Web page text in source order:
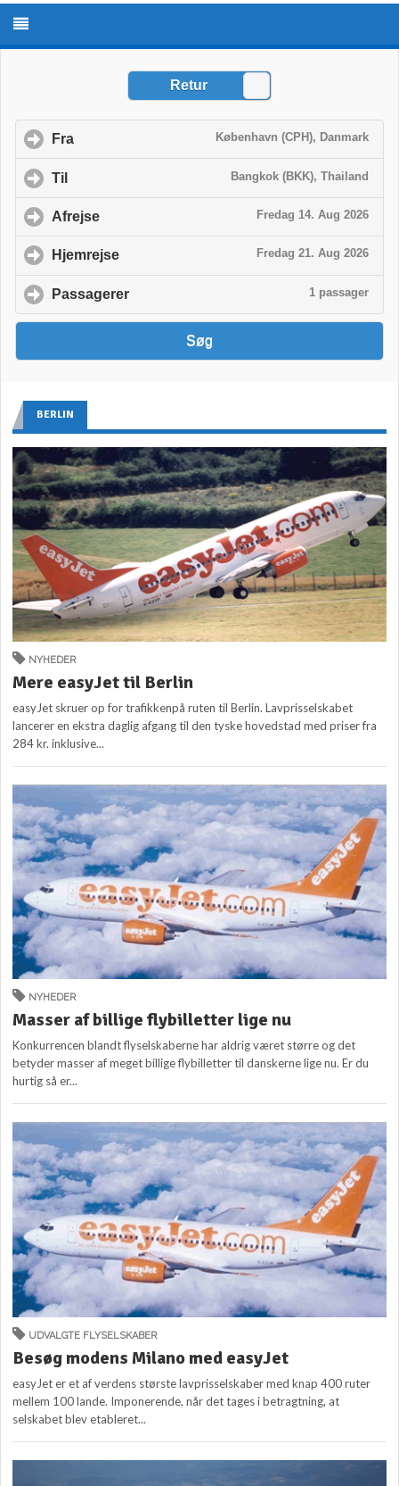
BERLIN
NYHEDER
Mere easyJet til Berlin
easyJet skruer op for trafikkenpå ruten til Berlin. Lavprisselskabet
lancerer en ekstra daglig afgang til den tyske hovedstad med priser fra
284 kr. inklusive...
NYHEDER
Masser af billige flybilletter lige nu
Konkurrencen blandt flyselskaberne har aldrig været større og det
betyder masser af meget billige flybilletter til danskerne lige nu. Er du
hurtig så er...
UDVALGTE FLYSELSKABER
Besøg modens Milano med easyJet
easyJet er et af verdens største lavprisselskaber med knap 400 ruter
mellem 100 lande. Imponerende, når det tages i betragtning, at
selskabet blev etableret...